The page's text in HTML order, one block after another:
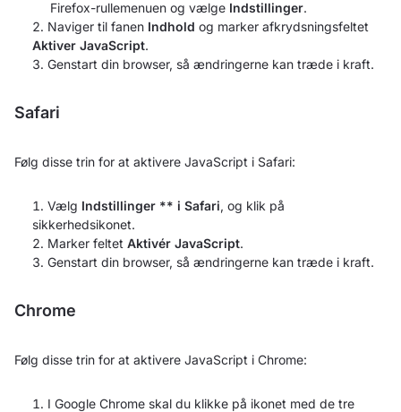
Firefox-rullemenuen og vælge Indstillinger.
Naviger til fanen Indhold og marker afkrydsningsfeltet
Aktiver JavaScript.
Genstart din browser, så ændringerne kan træde i kraft.
Safari
Følg disse trin for at aktivere JavaScript i Safari:
Vælg Indstillinger ** i Safari, og klik på
sikkerhedsikonet.
Marker feltet Aktivér JavaScript.
Genstart din browser, så ændringerne kan træde i kraft.
Chrome
Følg disse trin for at aktivere JavaScript i Chrome:
I Google Chrome skal du klikke på ikonet med de tre